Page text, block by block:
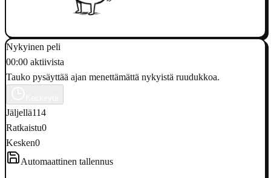
Nykyinen peli
00:00 aktiivista
Tauko pysäyttää ajan menettämättä nykyistä ruudukkoa.
Jäljellä114
Ratkaistu0
Kesken0
Automaattinen tallennus